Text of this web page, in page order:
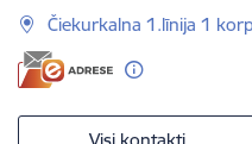
Čiekurkalna 1.līnija 1